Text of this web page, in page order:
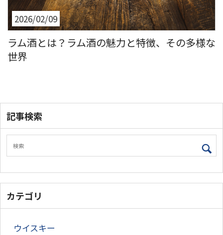
2026/02/09
ラム酒とは？ラム酒の魅力と特徴、その多様な
世界
記事検索
カテゴリ
ウイスキー